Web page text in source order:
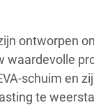
ontworpen
waardevolle
schuim en
te